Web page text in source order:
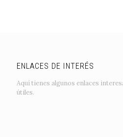
ENLACES DE INTERÉS
Aquí tienes algunos enlaces
útiles.